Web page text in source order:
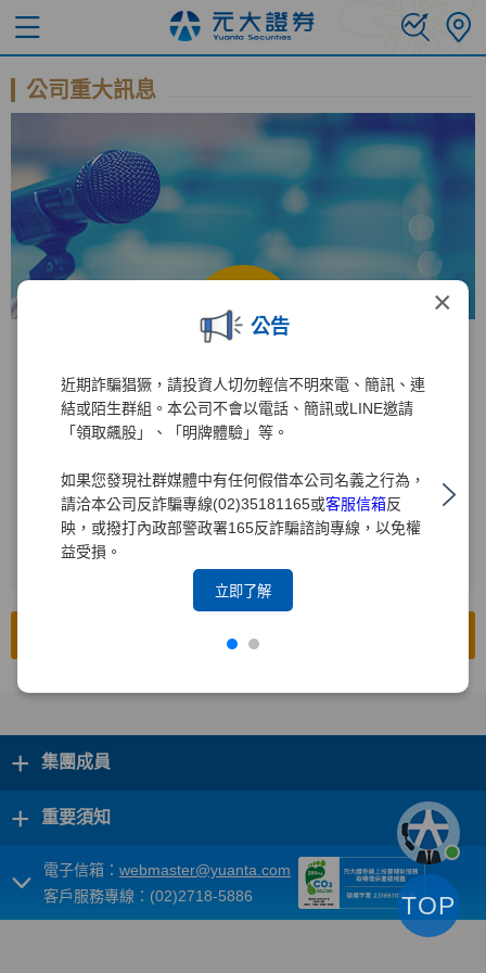
×
公告
近期詐騙猖獗，請投資人切勿輕信不明來電、簡訊、連
結或陌生群組。本公司不會以電話、簡訊或LINE邀請
「領取飆股」、「明牌體驗」等。
如果您發現社群媒體中有任何假借本公司名義之行為，
請洽本公司反詐騙專線(02)35181165或客服信箱反
映，或撥打內政部警政署165反詐騙諮詢專線，以免權
益受損。
立即了解
公司重大訊息
公開資訊觀測站
進入公開資訊觀測站後
1 輸入公司代碼：2885
2
輸入查詢年度
前往公開資訊觀測站
+ 集團成員
+ 重要須知
電子信箱： webmaster@yuanta.com
客戶服務專線：(02)2718-5886
TOP